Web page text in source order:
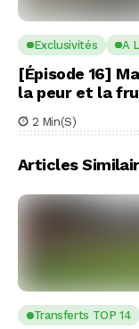
Exclusivités A
[Épisode 16]
la peur et la
2 Min(s)
Articles
Transferts TOP 14